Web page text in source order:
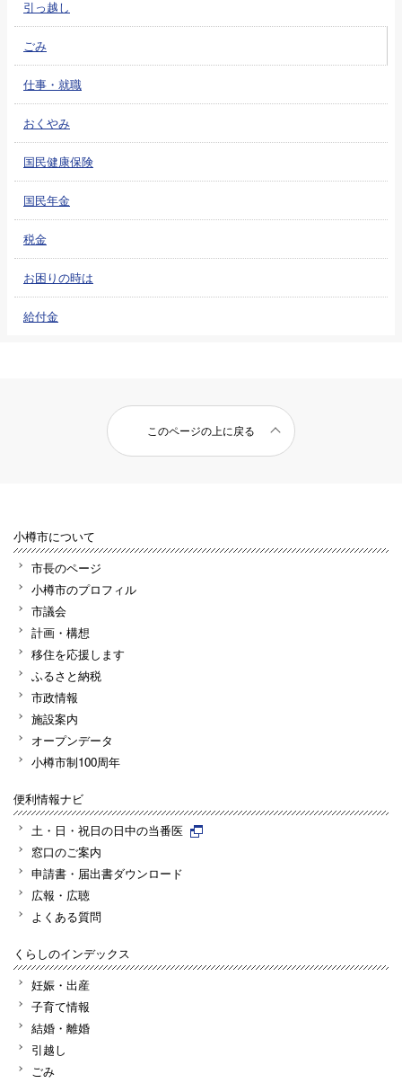
引っ越し
ごみ
仕事・就職
おくやみ
国民健康保険
国民年金
税金
お困りの時は
給付金
このページの上に戻る
小樽市について
市長のページ
小樽市のプロフィル
市議会
計画・構想
移住を応援します
ふるさと納税
市政情報
施設案内
オープンデータ
小樽市制100周年
便利情報ナビ
土・日・祝日の日中の当番医
窓口のご案内
申請書・届出書ダウンロード
広報・広聴
よくある質問
くらしのインデックス
妊娠・出産
子育て情報
結婚・離婚
引越し
ごみ